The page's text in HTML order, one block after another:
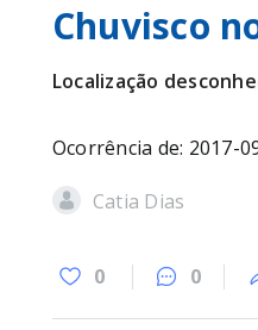
Chuvisco
Localização
Ocorrência de: 2017-
Catia Dias
0 0